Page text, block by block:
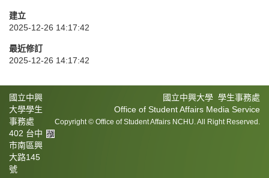
建立
2025-12-26 14:17:42
最近修訂
2025-12-26 14:17:42
國立中興大學 學生事務處
Office of Student Affairs Media Service
Copyright © Office of Student Affairs NCHU. All Right Reserved.
國立中興
大學學生
事務處
402 台中
市南區興
大路145
號